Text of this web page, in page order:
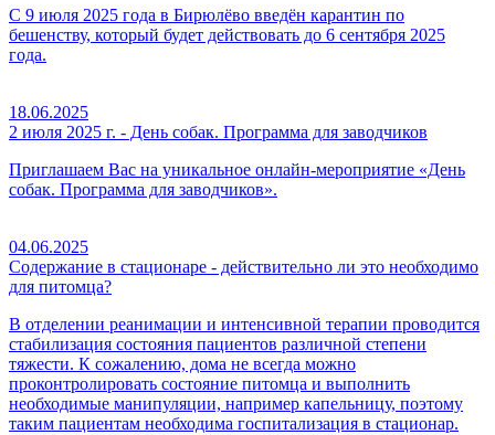
С 9 июля 2025 года в Бирюлёво введён карантин по
бешенству, который будет действовать до 6 сентября 2025
года.
18.06.2025
2 июля 2025 г. - День собак. Программа для заводчиков
Приглашаем Вас на уникальное онлайн-мероприятие «День
собак. Программа для заводчиков».
04.06.2025
Содержание в стационаре - действительно ли это необходимо
для питомца?
В отделении реанимации и интенсивной терапии проводится
стабилизация состояния пациентов различной степени
тяжести. К сожалению, дома не всегда можно
проконтролировать состояние питомца и выполнить
необходимые манипуляции, например капельницу, поэтому
таким пациентам необходима госпитализация в стационар.